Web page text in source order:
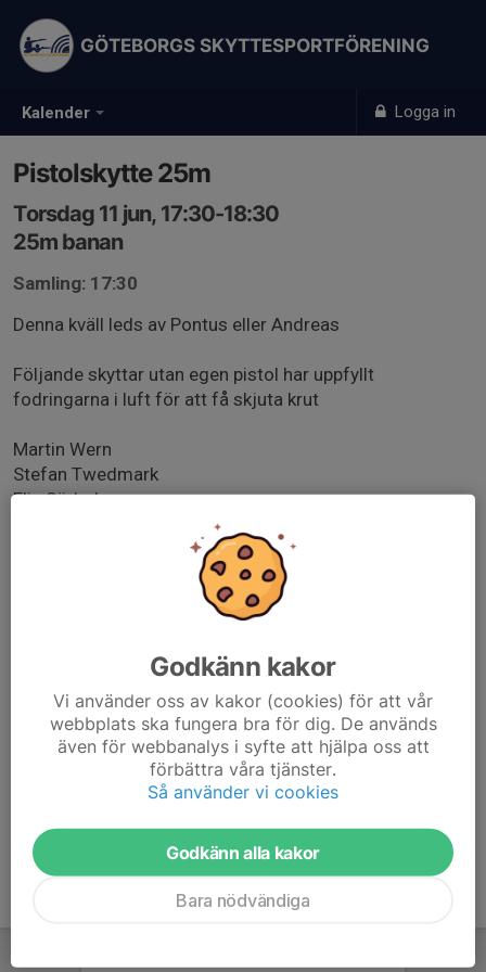
Kalender Logga in
GÖTEBORGS SKYTTESPORTFÖRENING
Pistolskytte 25m
Torsdag 11 jun, 17:30-18:30
25m banan
Samling: 17:30
Denna kväll leds av Pontus eller Andreas
Följande skyttar utan egen pistol har uppfyllt
fodringarna i luft för att få skjuta krut
Martin Wern
Stefan Twedmark
Elin Söderberg
Övriga skyttar med egen pistol får också gärna vara
med på dessa kvällar det är trevligare om vi fyller banan.
Godkänn kakor
Vi använder oss av kakor (cookies) för att vår
webbplats ska fungera bra för dig. De används
även för webbanalys i syfte att hjälpa oss att
förbättra våra tjänster.
Så använder vi cookies
Godkänn alla kakor
Bara nödvändiga